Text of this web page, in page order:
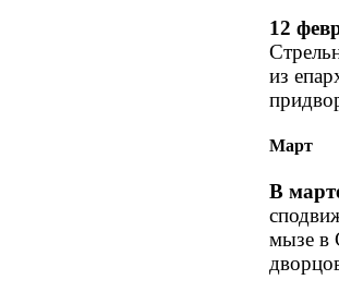
12
из
Март
В
мызе в